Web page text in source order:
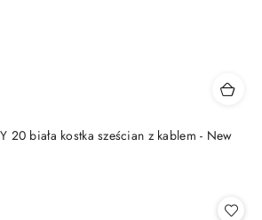
20 biała kostka sześcian z kablem - New